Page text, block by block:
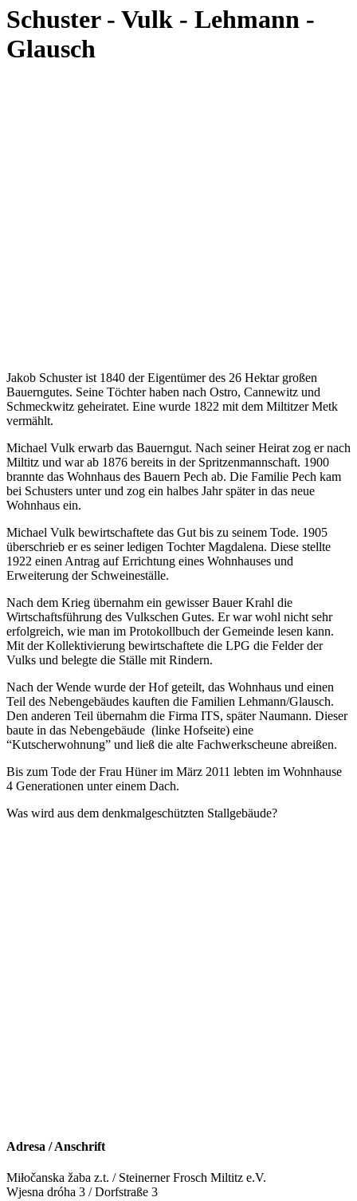
Schuster - Vulk - Lehmann -
Glausch
Jakob Schuster ist 1840 der Eigentümer des 26 Hektar großen
Bauerngutes. Seine Töchter haben nach Ostro, Cannewitz und
Schmeckwitz geheiratet. Eine wurde 1822 mit dem Miltitzer Metk
vermählt.
Michael Vulk erwarb das Bauerngut. Nach seiner Heirat zog er nach
Miltitz und war ab 1876 bereits in der Spritzenmannschaft. 1900
brannte das Wohnhaus des Bauern Pech ab. Die Familie Pech kam
bei Schusters unter und zog ein halbes Jahr später in das neue
Wohnhaus ein.
Michael Vulk bewirtschaftete das Gut bis zu seinem Tode. 1905
überschrieb er es seiner ledigen Tochter Magdalena. Diese stellte
1922 einen Antrag auf Errichtung eines Wohnhauses und
Erweiterung der Schweineställe.
Nach dem Krieg übernahm ein gewisser Bauer Krahl die
Wirtschaftsführung des Vulkschen Gutes. Er war wohl nicht sehr
erfolgreich, wie man im Protokollbuch der Gemeinde lesen kann.
Mit der Kollektivierung bewirtschaftete die LPG die Felder der
Vulks und belegte die Ställe mit Rindern.
Nach der Wende wurde der Hof geteilt, das Wohnhaus und einen
Teil des Nebengebäudes kauften die Familien Lehmann/Glausch.
Den anderen Teil übernahm die Firma ITS, später Naumann. Dieser
baute in das Nebengebäude (linke Hofseite) eine
“Kutscherwohnung” und ließ die alte Fachwerkscheune abreißen.
Bis zum Tode der Frau Hüner im März 2011 lebten im Wohnhause
4 Generationen unter einem Dach.
Was wird aus dem denkmalgeschützten Stallgebäude?
Adresa / Anschrift
Miłočanska žaba z.t. / Steinerner Frosch Miltitz e.V.
Wjesna dróha 3 / Dorfstraße 3